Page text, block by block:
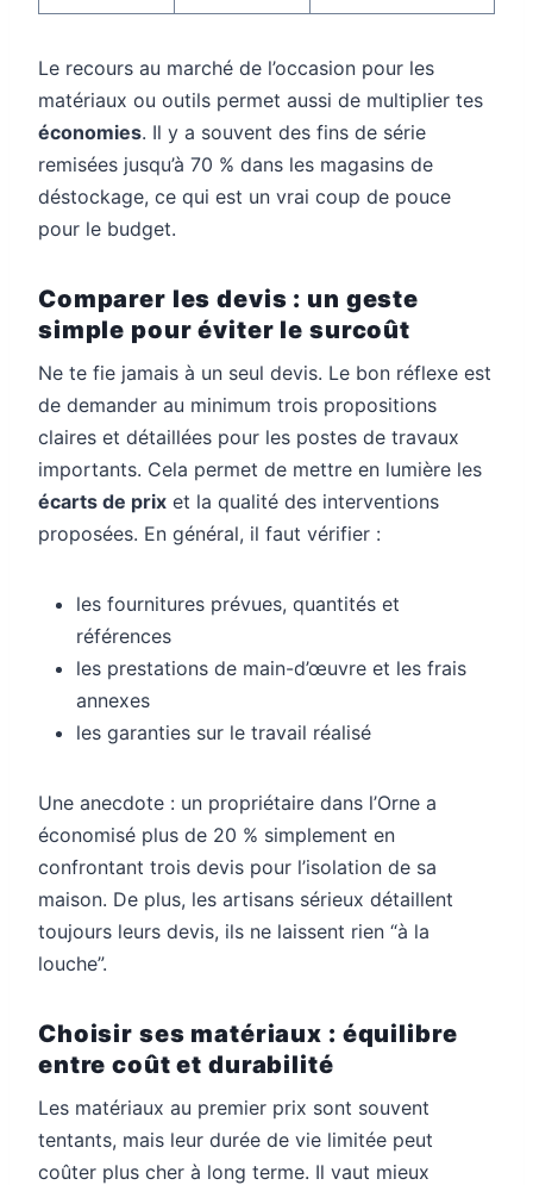
Le recours au marché de l’occasion pour les
matériaux ou outils permet aussi de multiplier tes
économies. Il y a souvent des fins de série
remisées jusqu’à 70 % dans les magasins de
déstockage, ce qui est un vrai coup de pouce
pour le budget.
Comparer les devis : un geste
simple pour éviter le surcoût
Ne te fie jamais à un seul devis. Le bon réflexe est
de demander au minimum trois propositions
claires et détaillées pour les postes de travaux
importants. Cela permet de mettre en lumière les
écarts de prix et la qualité des interventions
proposées. En général, il faut vérifier :
les fournitures prévues, quantités et
références
les prestations de main-d’œuvre et les frais
annexes
les garanties sur le travail réalisé
Une anecdote : un propriétaire dans l’Orne a
économisé plus de 20 % simplement en
confrontant trois devis pour l’isolation de sa
maison. De plus, les artisans sérieux détaillent
toujours leurs devis, ils ne laissent rien “à la
louche”.
Choisir ses matériaux : équilibre
entre coût et durabilité
Les matériaux au premier prix sont souvent
tentants, mais leur durée de vie limitée peut
coûter plus cher à long terme. Il vaut mieux